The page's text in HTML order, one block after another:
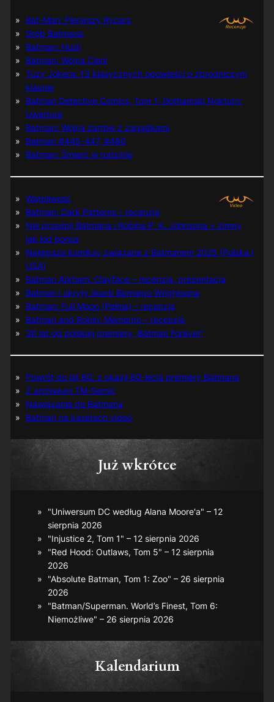
Bat-Man: Pierwszy Rycerz
Grób Batmana
Batman: Hush
Batman: Wojna Cieni
Tuzy Jokera: 13 klasycznych opowieści o zbrodniczym
klaunie
Batman Detective Comics, Tom 1: Gothamski Nokturn:
Uwertura
Batman: Wojna żartów z zagadkami
Batman #445-447, #480
Batman: Śmierć w rodzinie
Wątpliwość
Batman: Dark Patterns – recenzja
Nie prześpij Batmana i Robina P. K. Johnsona + zimny
jak lód bonus
Najlepsze komiksy związane z Batmanem 2025 (Polska i
USA)
Batman Arkham: Clayface – recenzja, prezentacja
Batman i ukryty skarb Berniego Wrightsona
Batman: Full Moon (Pełnia) – recenzja
Batman and Robin: Memento – recenzja
30 lat od polskiej premiery „Batman Forever”
Powrót do lat 60. z okazji 60-lecia premiery Batmana
Z archiwum TM-Semic
Nawiązania do Batmana
Batman na kasetach video
Już wkrótce
"Uniwersum DC według Alana Moore'a" – 12
sierpnia 2026
"Injustice 2, Tom 1" – 12 sierpnia 2026
"Red Hood: Outlaws, Tom 5" – 12 sierpnia
2026
"Absolute Batman, Tom 1: Zoo" – 26 sierpnia
2026
"Batman/Superman. World’s Finest, Tom 6:
Niemożliwe" – 26 sierpnia 2026
Kalendarium